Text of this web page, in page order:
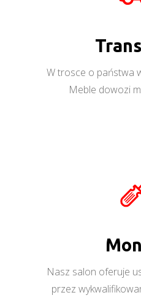
W trosce o państwa
Meble dowozi
Nasz salon oferuje
przez